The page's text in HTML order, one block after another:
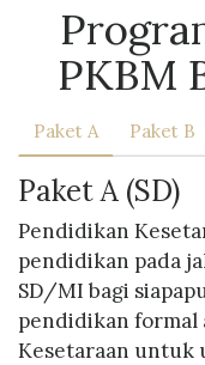
PKBM
Paket A Paket B
Paket A (SD)
Pendidikan
pendidikan pada
SD/MI bagi
pendidikan formal
Kesetaraan untuk